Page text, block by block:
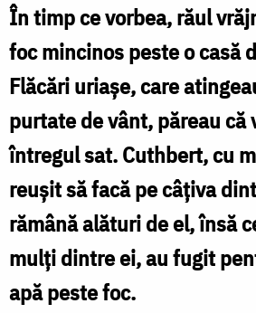
Cum
să
ne
ferim
de
aparențele
înșelătoare?
/
Foto:
Bogdan
În timp ce vorbea, răul
foc mincinos peste o casă
Flăcări uriaşe, care
purtate de vânt, păreau că
întregul sat. Cuthbert, cu
reuşit să facă pe câţiva
rămână alături de el, însă
mulţi dintre ei, au fugit
apă peste foc.